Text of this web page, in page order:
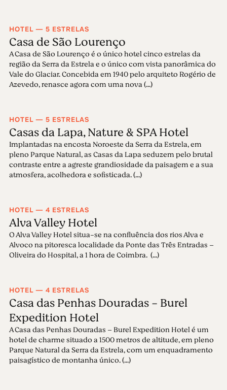
HOTEL — 5 ESTRELAS
Casa de São Lourenço
A Casa de São Lourenço é o único hotel cinco estrelas da
região da Serra da Estrela e o único com vista panorâmica do
Vale do Glaciar. Concebida em 1940 pelo arquiteto Rogério de
Azevedo, renasce agora com uma nova (...)
HOTEL — 5 ESTRELAS
Casas da Lapa, Nature & SPA Hotel
Implantadas na encosta Noroeste da Serra da Estrela, em
pleno Parque Natural, as Casas da Lapa seduzem pelo brutal
contraste entre a agreste grandiosidade da paisagem e a sua
atmosfera, acolhedora e sofisticada. (...)
HOTEL — 4 ESTRELAS
Alva Valley Hotel
O Alva Valley Hotel situa-se na confluência dos rios Alva e
Alvoco na pitoresca localidade da Ponte das Três Entradas –
Oliveira do Hospital, a 1 hora de Coimbra. (...)
HOTEL — 4 ESTRELAS
Casa das Penhas Douradas - Burel
Expedition Hotel
A Casa das Penhas Douradas – Burel Expedition Hotel é um
hotel de charme situado a 1500 metros de altitude, em pleno
Parque Natural da Serra da Estrela, com um enquadramento
paisagístico de montanha único. (...)